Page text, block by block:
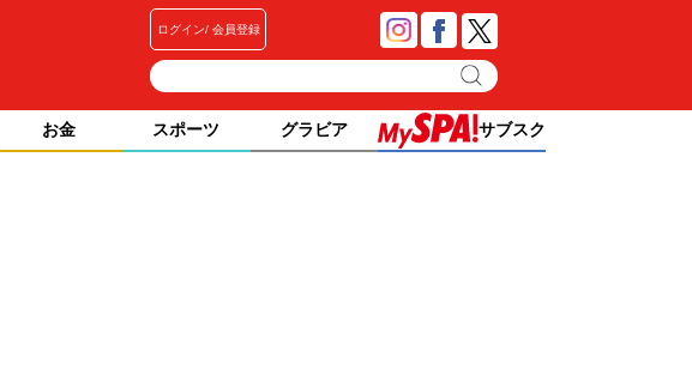
ログイン 会員登録
お金 スポーツ グラビア サブスク